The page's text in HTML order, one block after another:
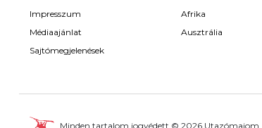
Impresszum
Médiaajánlat
Sajtómegjelenések
Afrika
Ausztrália
Minden tartalom jogvédett © 2026 Utazómajom.